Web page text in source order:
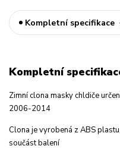
Kompletní specifikace
Kompletní
Zimní clona masky chldiče
2006-2014
Clona je vyrobená z ABS
součást balení